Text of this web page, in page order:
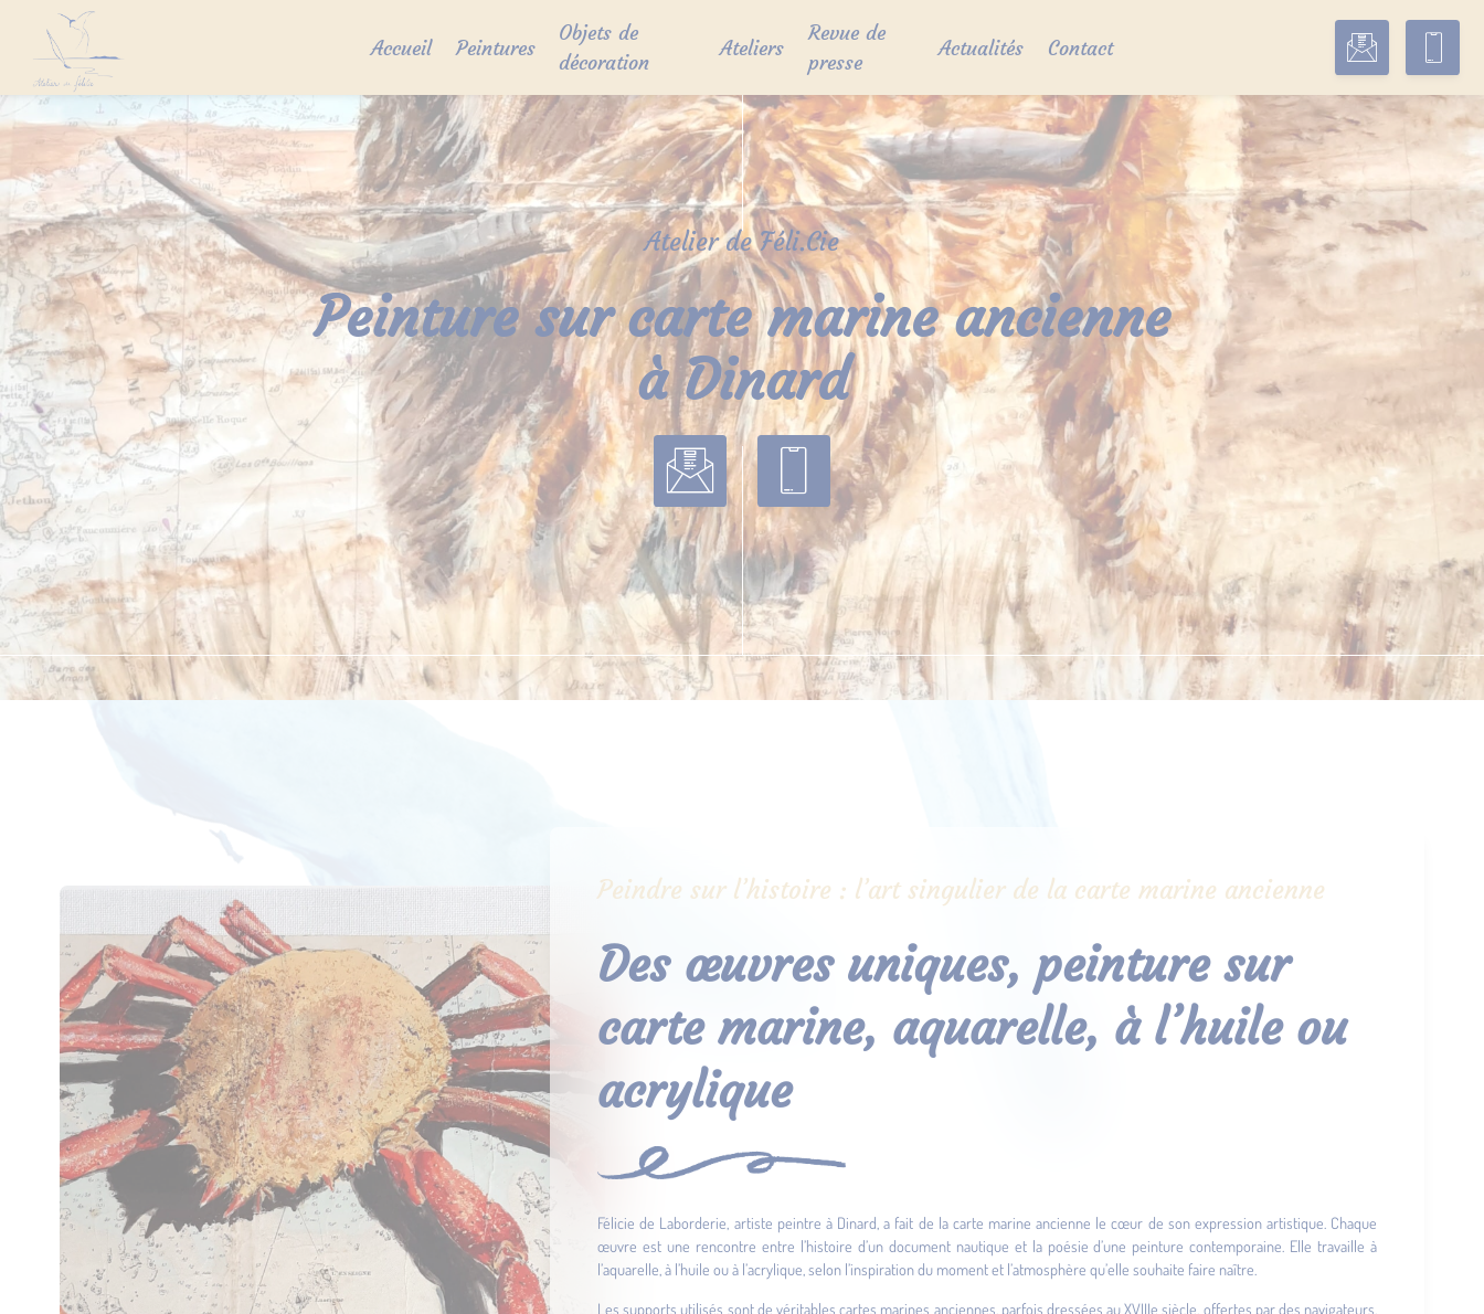
content
Accueil Peintures
Objets de
décoration
Ateliers
Revue de
presse
Actualités Contact
Atelier de Féli.Cie
Peinture sur carte marine ancienne
à Dinard
Peindre sur l’histoire : l’art singulier de la carte marine ancienne
Des œuvres uniques, peinture sur
carte marine, aquarelle, à l’huile ou
acrylique
Félicie de Laborderie, artiste peintre à Dinard, a fait de la carte marine ancienne le cœur de son expression artistique. Chaque
œuvre est une rencontre entre l’histoire d’un document nautique et la poésie d’une peinture contemporaine. Elle travaille à
l’aquarelle, à l’huile ou à l’acrylique, selon l’inspiration du moment et l’atmosphère qu’elle souhaite faire naître.
Les supports utilisés sont de véritables cartes marines anciennes, parfois dressées au XVIIIe siècle, offertes par des navigateurs,